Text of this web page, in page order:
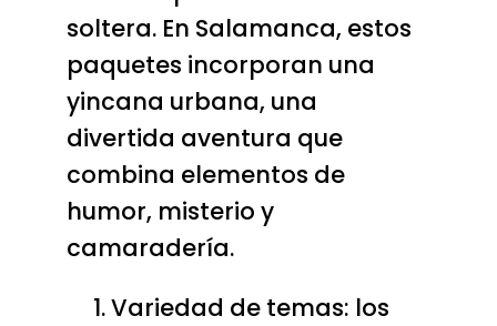
soltera. En Salamanca, estos
paquetes incorporan una
yincana urbana, una
divertida aventura que
combina elementos de
humor, misterio y
camaradería.
Variedad de temas: los